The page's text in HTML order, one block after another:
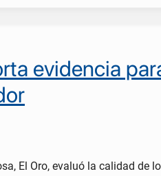
evidencia
El Oro, evaluó la calidad